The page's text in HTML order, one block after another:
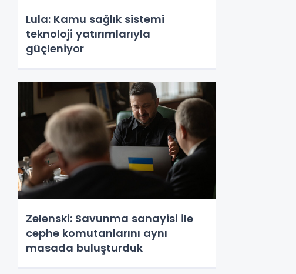
Lula: Kamu sağlık sistemi
teknoloji yatırımlarıyla
güçleniyor
Zelenski: Savunma sanayisi ile
cephe komutanlarını aynı
masada buluşturduk